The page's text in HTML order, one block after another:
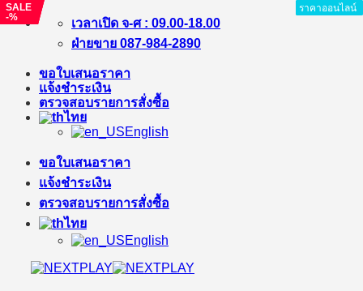
ข้าม
เนื้อหา
เวลาเปิด จ-ศ : 09.00-18.00
ฝ่ายขาย 087-984-2890
ขอใบเสนอราคา
แจ้งชำระเงิน
ตรวจสอบรายการสั่งซื้อ
ไทย
English
ขอใบเสนอราคา
แจ้งชำระเงิน
ตรวจสอบรายการสั่งซื้อ
ไทย
English
ราคาออนไลน์
SALE
-%
ราคาออนไลน์
ราคาออนไลน์
ราคาออนไลน์
ราคาออนไลน์
SALE
-11%
ราคาออนไลน์
SALE
-%
ราคาออนไลน์
ราคาออนไลน์